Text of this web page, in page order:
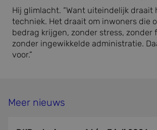
Hij glimlacht. “Want uiteindelijk draait
techniek. Het draait om inwoners die
bedrag krijgen, zonder stress, zonder
zonder ingewikkelde administratie.
voor.”
Meer nieuws
_GRECAPTCHA
Google LLC